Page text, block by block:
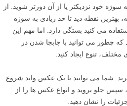
سوژه خود نزدیکتر یا از آن دورتر شوید. از
بهترین نقطه دید تا حد زیادی به سوژه
می کنید بستگی دارد. اما مهم این
چطور می توانید با جابجا شدن در
تنوع ایجاد کنید.
شما می توانید با یک عکس واید شروع
سپس جلو بروید و انواع عکس ها را از
را نشان دهید.